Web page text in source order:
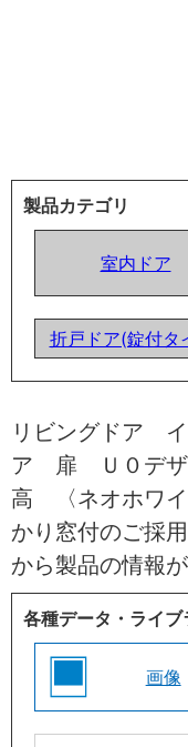
製品カテゴリ
室内ドア
折戸ドア(錠付タ
リビングドア
ア 扉 Ｕ０デ
高 〈ネオホワ
かり窓付のご採
から製品の情報
各種データ・ライブ
画像